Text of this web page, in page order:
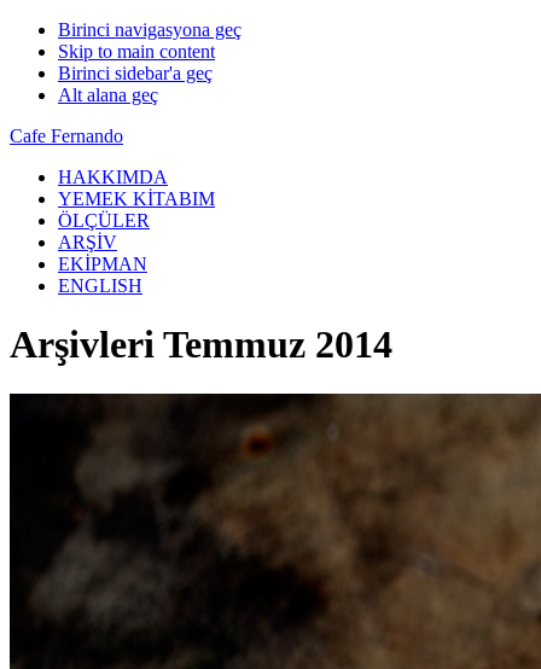
Birinci navigasyona geç
Skip to main content
Birinci sidebar'a geç
Alt alana geç
Cafe Fernando
HAKKIMDA
YEMEK KİTABIM
ÖLÇÜLER
ARŞİV
EKİPMAN
ENGLISH
Arşivleri Temmuz 2014